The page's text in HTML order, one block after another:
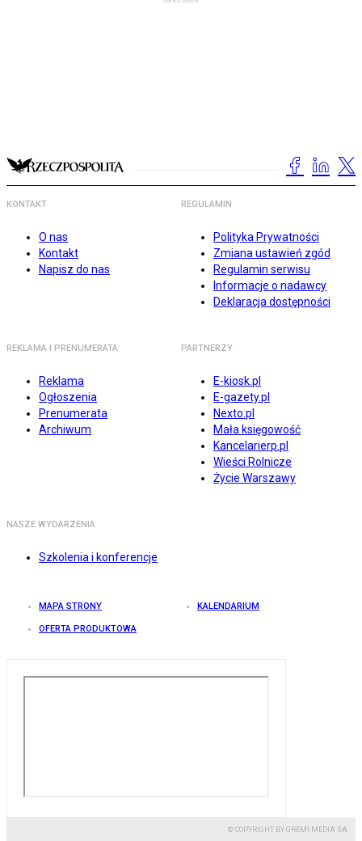
KONTAKT
O nas
Kontakt
Napisz do nas
REGULAMIN
Polityka Prywatności
Zmiana ustawień zgód
Regulamin serwisu
Informacje o nadawcy
Deklaracja dostępności
REKLAMA I PRENUMERATA
Reklama
Ogłoszenia
Prenumerata
Archiwum
PARTNERZY
E-kiosk.pl
E-gazety.pl
Nexto.pl
Mała księgowość
Kancelarierp.pl
Wieści Rolnicze
Życie Warszawy
NASZE WYDARZENIA
Szkolenia i konferencje
MAPA STRONY KALENDARIUM
OFERTA PRODUKTOWA
© COPYRIGHT BY GREMI MEDIA SA